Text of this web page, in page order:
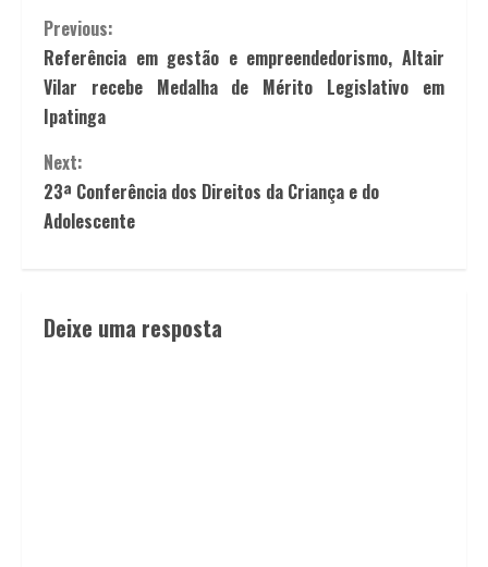
Previous:
Referência em gestão e empreendedorismo, Altair
Vilar recebe Medalha de Mérito Legislativo em
Ipatinga
Next:
23ª Conferência dos Direitos da Criança e do
Adolescente
Deixe uma resposta